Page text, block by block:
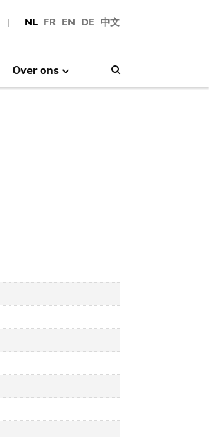
NL FR EN DE 中文
Over ons